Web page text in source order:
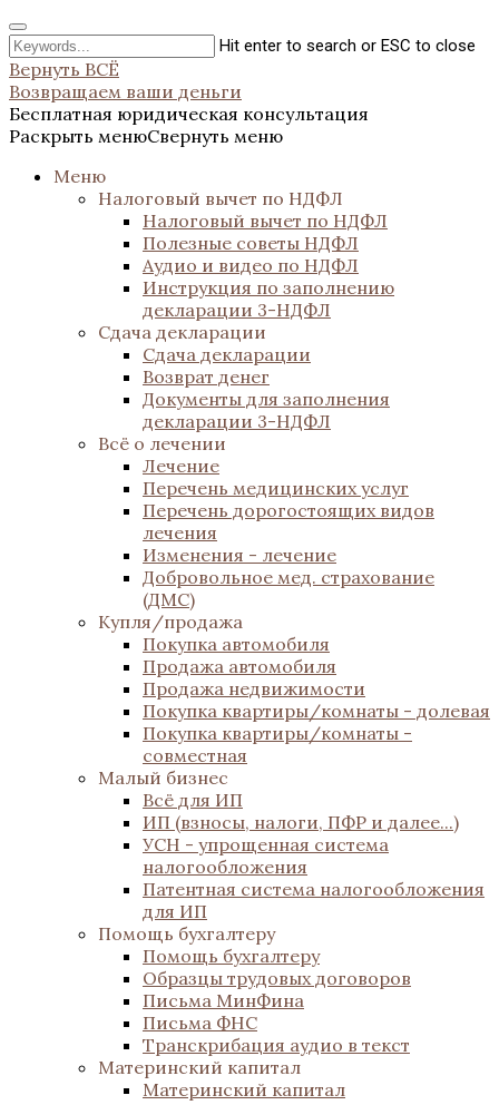
Hit enter to search or ESC to close
Вернуть ВСЁ
Возвращаем ваши деньги
Бесплатная юридическая консультация
Раскрыть менюСвернуть меню
Меню
Налоговый вычет по НДФЛ
Налоговый вычет по НДФЛ
Полезные советы НДФЛ
Аудио и видео по НДФЛ
Инструкция по заполнению
декларации 3-НДФЛ
Сдача декларации
Сдача декларации
Возврат денег
Документы для заполнения
декларации 3-НДФЛ
Всё о лечении
Лечение
Перечень медицинских услуг
Перечень дорогостоящих видов
лечения
Изменения - лечение
Добровольное мед. страхование
(ДМС)
Купля/продажа
Покупка автомобиля
Продажа автомобиля
Продажа недвижимости
Покупка квартиры/комнаты - долевая
Покупка квартиры/комнаты -
совместная
Малый бизнес
Всё для ИП
ИП (взносы, налоги, ПФР и далее...)
УСН - упрощенная система
налогообложения
Патентная система налогообложения
для ИП
Помощь бухгалтеру
Помощь бухгалтеру
Образцы трудовых договоров
Письма МинФина
Письма ФНС
Транскрибация аудио в текст
Материнский капитал
Материнский капитал